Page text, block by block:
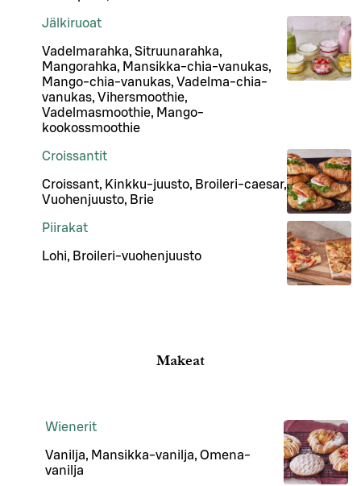
Jälkiruoat
Vadelmarahka, Sitruunarahka,
Mangorahka, Mansikka-chia-vanukas,
Mango-chia-vanukas, Vadelma-chia-
vanukas, Vihersmoothie,
Vadelmasmoothie, Mango-
kookossmoothie
Croissantit
Croissant, Kinkku-juusto, Broileri-caesar,
Vuohenjuusto, Brie
Piirakat
Lohi, Broileri-vuohenjuusto
Makeat
Wienerit
Vanilja, Mansikka-vanilja, Omena-
vanilja